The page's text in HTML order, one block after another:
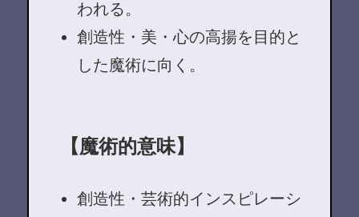
われる。
創造性・美・心の高揚を目的と
した魔術に向く。
【魔術的意味】
創造性・芸術的インスピレーシ